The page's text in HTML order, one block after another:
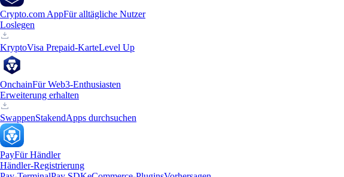
Crypto.com AppFür alltägliche Nutzer
Loslegen
KryptoVisa Prepaid-KarteLevel Up
OnchainFür Web3-Enthusiasten
Erweiterung erhalten
SwappenStakendApps durchsuchen
PayFür Händler
Händler-Registrierung